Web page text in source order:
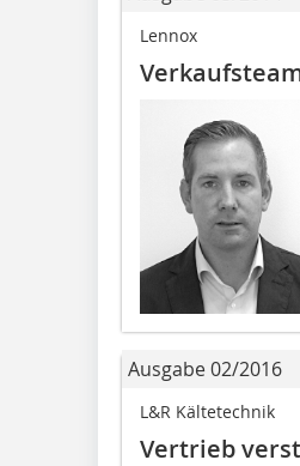
Lennox
Ausgabe 02/2016
L&R Kältetechnik
Vertrieb